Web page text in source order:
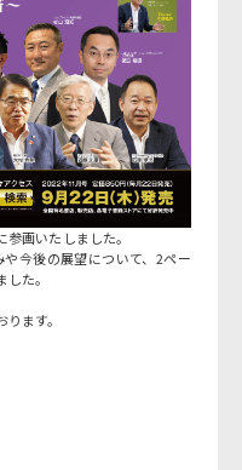
画いたしました。
今後の展望について、2ペー
た。
ます。